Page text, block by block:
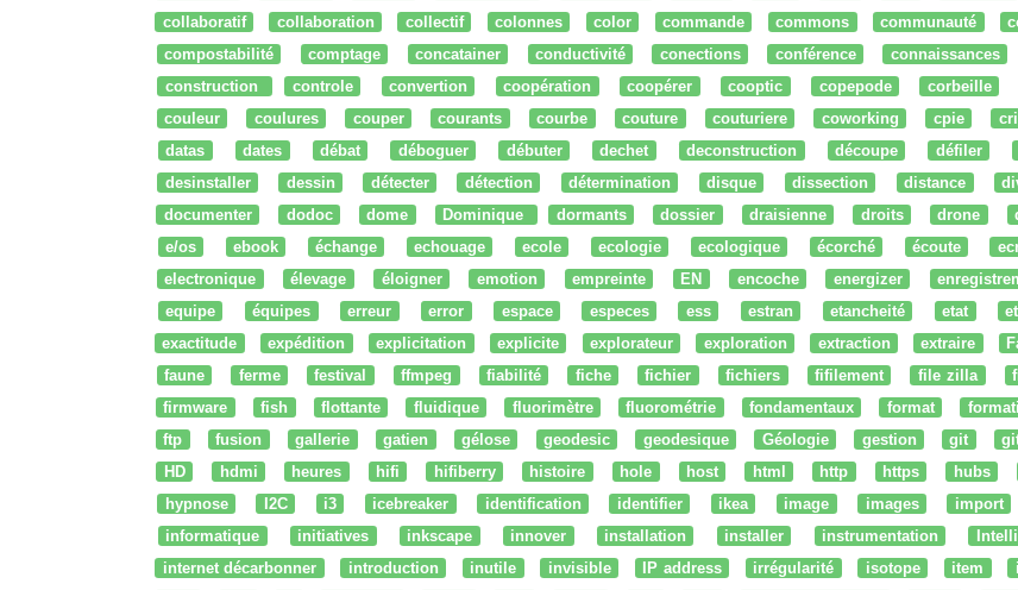
collaboratif
collaboration collectif colonnes color commande commons communauté
compostabilité
comptage concatainer conductivité conections conférence connaissances
construction
controle convertion coopération coopérer cooptic copepode corbeille
couleur
coulures couper courants courbe couture couturiere coworking cpie
datas
dates débat déboguer débuter dechet deconstruction découpe défiler
desinstaller
dessin détecter détection détermination disque dissection distance
documenter
dodoc dome Dominique dormants dossier draisienne droits drone
e/os
ebook échange echouage ecole ecologie ecologique écorché écoute
electronique
élevage éloigner emotion empreinte EN encoche energizer
equipe
équipes erreur error espace especes ess estran etancheité etat
exactitude
expédition explicitation explicite explorateur exploration extraction extraire
faune
ferme festival ffmpeg fiabilité fiche fichier fichiers fifilement file zilla
firmware
fish flottante fluidique fluorimètre fluorométrie fondamentaux format
ftp
fusion gallerie gatien gélose geodesic geodesique Géologie gestion git
HD
hdmi heures hifi hifiberry histoire hole host html http https hubs
hypnose
I2C i3 icebreaker identification identifier ikea image images import
informatique
initiatives inkscape innover installation installer instrumentation
internet décarbonner
introduction inutile invisible IP address irrégularité isotope item